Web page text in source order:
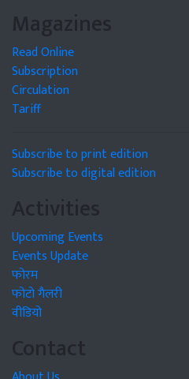
Magazines
Read Online
Subscription
Circulation
Tariff
Subscribe to print edition
Subscribe to digital edition
Activities
Upcoming Events
Events Update
फोरम
फोटो गैलरी
वीडियो
Contact